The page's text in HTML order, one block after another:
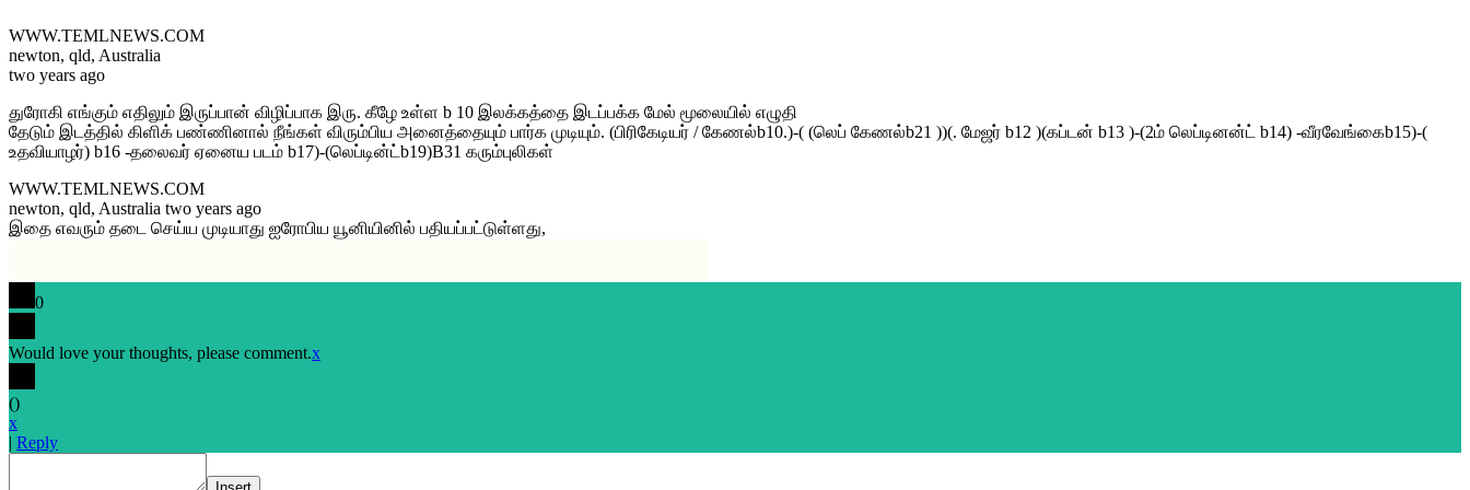
WWW.TEMLNEWS.COM
newton, qld, Australia
two years ago
துரோகி எங்கும் எதிலும் இருப்பான் விழிப்பாக இரு. கீழே உள்ள b 10 இலக்கத்தை இடப்பக்க மேல் மூலையில் எழுதி
தேடும் இடத்தில் கிளிக் பண்ணினால் நீங்கள் விரும்பிய அனைத்தையும் பார்க முடியும். (பிரிகேடியர் / கேணல்b10.)-( (லெப் கேணல்b21 ))(. மேஜர் b12 )(கப்டன் b13 )-(2ம் லெப்டினன்ட் b14) -வீரவேங்கைb15)-(
உதவியாழர்) b16 -தலைவர் ஏனைய படம் b17)-(லெப்டின்ட்b19)B31 கரும்புலிகள்
WWW.TEMLNEWS.COM
newton, qld, Australia two years ago
இதை எவரும் தடை செய்ய முடியாது ஐரோபிய யூனியினில் பதியப்பட்டுள்ளது,
0
Would love your thoughts, please comment.x
()
x
| Reply